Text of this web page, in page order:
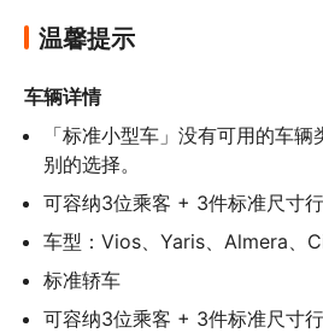
温馨提示
车辆详情
「标准小型车」没有可用的车
别的选择。
可容纳3位乘客 + 3件标准尺寸
车型：Vios、Yaris、Almera、
标准轿车
可容纳3位乘客 + 3件标准尺寸